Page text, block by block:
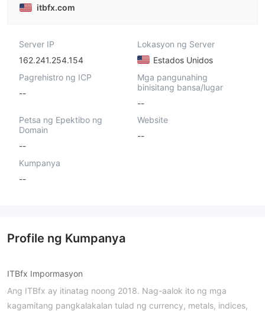
itbfx.com
Server IP
162.241.254.154
Lokasyon ng Server
Estados Unidos
Pagrehistro ng ICP
--
Mga pangunahing
binisitang bansa/lugar
--
Petsa ng Epektibo ng
Domain
--
Website
--
Kumpanya
--
Profile ng Kumpanya
ITBfx Impormasyon
Ang ITBfx ay itinatag noong 2018. Nag-aalok ito ng mga
kagamitang pangkalakalan tulad ng currency, metals, indices,